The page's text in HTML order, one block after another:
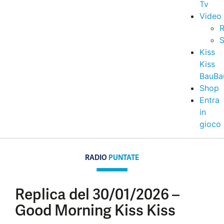
Tv
Video
Kiss
Kiss
Shop
Entra
in
gioco
RADIO PUNTATE
Replica del 30/01/2026 –
Good Morning Kiss Kiss